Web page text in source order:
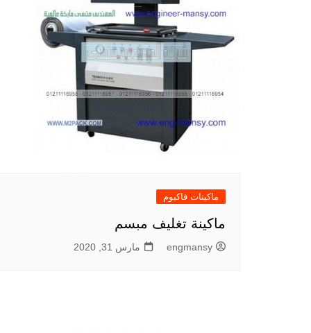
ماكينات فاكيوم
ماكينة تغليف مبسم
engmansy مارس 31, 2020